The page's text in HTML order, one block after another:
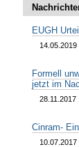
EUGH
14.05.2019
Formell
jetzt im
28.11.2017
Cinram-
10.07.2017